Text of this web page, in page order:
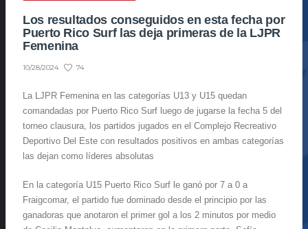
Los resultados conseguidos en esta fecha por
Puerto Rico Surf las deja primeras de la LJPR
Femenina
10/28/2024 74
La LJPR Femenina en las categorías U13 y U15 quedan
comandadas por Puerto Rico Surf luego de jugarse la fecha 5 del
torneo clausura, los partidos jugados en el Complejo Recreativo
Deportivo Del Este con resultados positivos en ambas categorías
las dejan como líderes absolutas
En la categoría U15 Puerto Rico Surf le ganó por 7 a 0 a
Fraigcomar, el partido fue dominado desde el principio por las
ganadoras que anotaron el primer gol a los 2 minutos por medio